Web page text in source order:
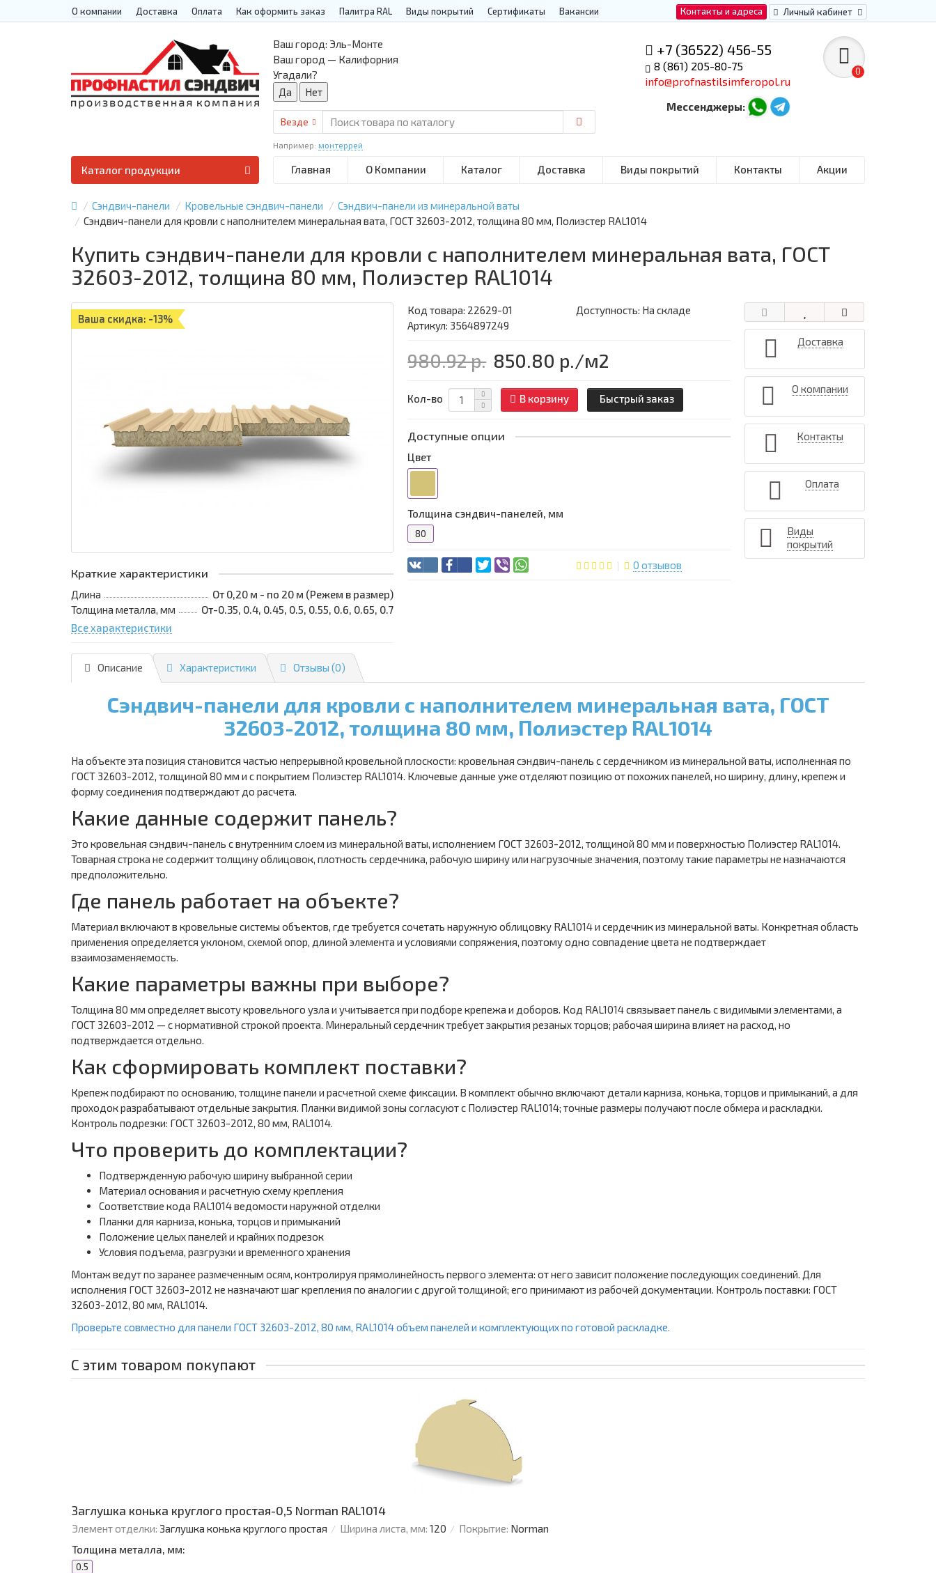
Контакты и адреса Личный кабинет
О компании Доставка Оплата Как оформить заказ Палитра RAL Виды покрытий Сертификаты Вакансии
+7 (36522) 456-55
8 (861) 205-80-75
info@profnastilsimferopol.ru
Мессенджеры:
0
Ваш город: Эль-Монте
Ваш город — Калифорния
Угадали?
Везде
Например: монтеррей
Главная О Компании Каталог Доставка Виды покрытий Контакты Акции
Каталог продукции
Сэндвич-панели Кровельные сэндвич-панели
Сэндвич-панели из минеральной ваты
Сэндвич-панели для кровли с наполнителем минеральная вата, ГОСТ 32603-2012, толщина 80 мм, Полиэстер RAL1014
Купить сэндвич-панели для кровли с наполнителем минеральная вата, ГОСТ
32603-2012, толщина 80 мм, Полиэстер RAL1014
Ваша скидка: -13%
Краткие характеристики
Длина
От 0,20 м - по 20 м (Режем в размер)
Толщина металла, мм
От-0.35, 0.4, 0.45, 0.5, 0.55, 0.6, 0.65, 0.7
Все характеристики
Код товара: 22629-01
Доступность: На складе
Артикул: 3564897249
980.92 р. 850.80 р./м2
Кол-во В корзину Быстрый заказ
Доступные опции
Цвет
Толщина сэндвич-панелей, мм
80
0 отзывов
Доставка
О компании
Контакты
Оплата
Виды
покрытий
Описание Характеристики Отзывы (0)
Сэндвич-панели для кровли с наполнителем минеральная вата, ГОСТ
32603-2012, толщина 80 мм, Полиэстер RAL1014
На объекте эта позиция становится частью непрерывной кровельной плоскости: кровельная сэндвич-панель с сердечником из минеральной ваты, исполненная по
ГОСТ 32603-2012, толщиной 80 мм и с покрытием Полиэстер RAL1014. Ключевые данные уже отделяют позицию от похожих панелей, но ширину, длину, крепеж и
форму соединения подтверждают до расчета.
Какие данные содержит панель?
Это кровельная сэндвич-панель с внутренним слоем из минеральной ваты, исполнением ГОСТ 32603-2012, толщиной 80 мм и поверхностью Полиэстер RAL1014.
Товарная строка не содержит толщину облицовок, плотность сердечника, рабочую ширину или нагрузочные значения, поэтому такие параметры не назначаются
предположительно.
Где панель работает на объекте?
Материал включают в кровельные системы объектов, где требуется сочетать наружную облицовку RAL1014 и сердечник из минеральной ваты. Конкретная область
применения определяется уклоном, схемой опор, длиной элемента и условиями сопряжения, поэтому одно совпадение цвета не подтверждает
взаимозаменяемость.
Какие параметры важны при выборе?
Толщина 80 мм определяет высоту кровельного узла и учитывается при подборе крепежа и доборов. Код RAL1014 связывает панель с видимыми элементами, а
ГОСТ 32603-2012 — с нормативной строкой проекта. Минеральный сердечник требует закрытия резаных торцов; рабочая ширина влияет на расход, но
подтверждается отдельно.
Как сформировать комплект поставки?
Крепеж подбирают по основанию, толщине панели и расчетной схеме фиксации. В комплект обычно включают детали карниза, конька, торцов и примыканий, а для
проходок разрабатывают отдельные закрытия. Планки видимой зоны согласуют с Полиэстер RAL1014; точные размеры получают после обмера и раскладки.
Контроль подрезки: ГОСТ 32603-2012, 80 мм, RAL1014.
Что проверить до комплектации?
Подтвержденную рабочую ширину выбранной серии
Материал основания и расчетную схему крепления
Соответствие кода RAL1014 ведомости наружной отделки
Планки для карниза, конька, торцов и примыканий
Положение целых панелей и крайних подрезок
Условия подъема, разгрузки и временного хранения
Монтаж ведут по заранее размеченным осям, контролируя прямолинейность первого элемента: от него зависит положение последующих соединений. Для
исполнения ГОСТ 32603-2012 не назначают шаг крепления по аналогии с другой толщиной; его принимают из рабочей документации. Контроль поставки: ГОСТ
32603-2012, 80 мм, RAL1014.
Проверьте совместно для панели ГОСТ 32603-2012, 80 мм, RAL1014 объем панелей и комплектующих по готовой раскладке.
С этим товаром покупают
Заглушка конька круглого простая-0,5 Norman RAL1014
Элемент отделки: Заглушка конька круглого простая Ширина листа, мм: 120 Покрытие: Norman
Толщина металла, мм:
0.5